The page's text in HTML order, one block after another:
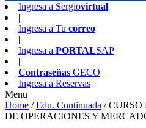
Ingresa a Sergiovirtual
|
Ingresa a Tu correo
|
Ingresa a PORTALSAP
|
Contraseñas GECO
Ingresa a Reservas
Menu
Home /Edu. Continuada /CURSO
DE OPERACIONES Y